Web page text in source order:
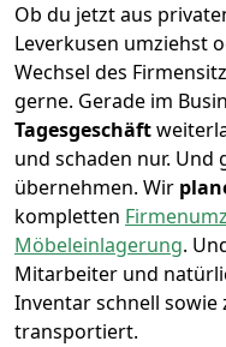
Ob du jetzt aus
Leverkusen umziehst
Wechsel des
gerne. Gerade im
Tagesgeschäft
und schaden nur. Und
übernehmen. Wir
kompletten
Möbeleinlagerung.
Mitarbeiter und
Inventar schnell sowie
transportiert.